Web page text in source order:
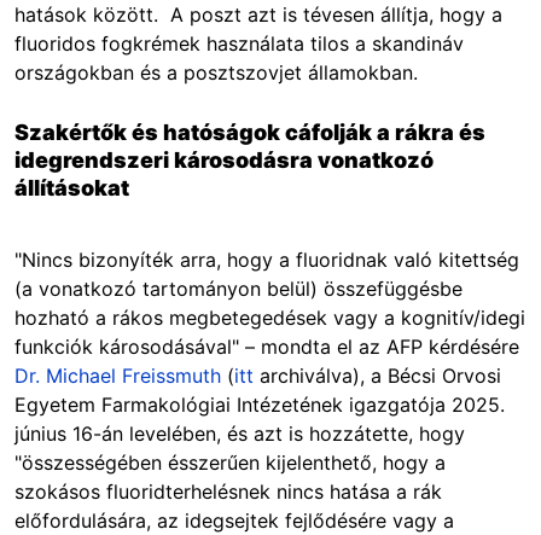
hatások között. A poszt azt is tévesen állítja, hogy a
fluoridos fogkrémek használata tilos a skandináv
országokban és a posztszovjet államokban.
Szakértők és hatóságok cáfolják a rákra és
idegrendszeri károsodásra vonatkozó
állításokat
"Nincs bizonyíték arra, hogy a fluoridnak való kitettség
(a vonatkozó tartományon belül) összefüggésbe
hozható a rákos megbetegedések vagy a kognitív/idegi
funkciók károsodásával" – mondta el az AFP kérdésére
Dr. Michael Freissmuth (itt archiválva), a Bécsi Orvosi
Egyetem Farmakológiai Intézetének igazgatója 2025.
június 16-án levelében, és azt is hozzátette, hogy
"összességében ésszerűen kijelenthető, hogy a
szokásos fluoridterhelésnek nincs hatása a rák
előfordulására, az idegsejtek fejlődésére vagy a